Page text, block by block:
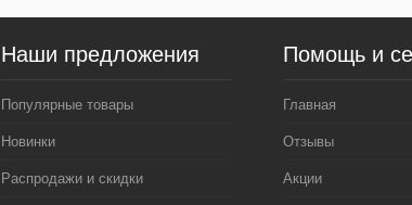
Наши предложения
Популярные товары
Новинки
Распродажи и скидки
Помощь и
Главная
Отзывы
Акции